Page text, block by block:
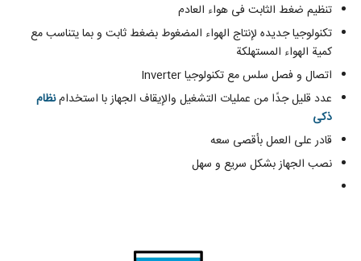
تنظیم ضغط الثابت فی هواء العادم
تکنولوجیا جدیده لإنتاج الهواء المضغوط بضغط ثابت و بما يتناسب مع
كمية الهواء المستهلكة
اتصال و فصل سلس مع تکنولوجیا Inverter
عدد قليل جدًا من عمليات التشغيل والإيقاف الجهاز با استخدامنظام
ذكی
قادر على العمل بأقصى سعه
نصب الجهاز بشکل سریع و سهل